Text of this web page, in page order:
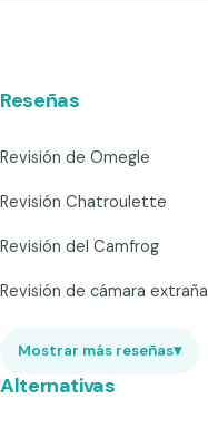
Reseñas
Revisión de Omegle
Revisión Chatroulette
Revisión del Camfrog
Revisión de cámara extraña
Mostrar más reseñas▾
Alternativas